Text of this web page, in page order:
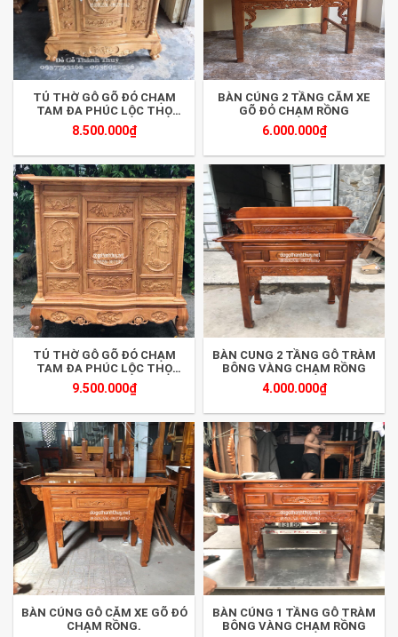
TỦ THỜ GỖ GÕ ĐỎ CHẠM
TAM ĐA PHÚC LỘC THỌ
1M07
8.500.000₫
BÀN CÚNG 2 TẦNG CĂM XE
GÕ ĐỎ CHẠM RỒNG
6.000.000₫
TỦ THỜ GỖ GÕ ĐỎ CHẠM
TAM ĐA PHÚC LỘC THỌ
1M27
9.500.000₫
BÀN CUNG 2 TẦNG GỖ TRÀM
BÔNG VÀNG CHẠM RỒNG
4.000.000₫
BÀN CÚNG GỖ CĂM XE GÕ ĐỎ
CHẠM RỒNG.
BÀN CÚNG 1 TẦNG GỖ TRÀM
BÔNG VÀNG CHẠM RỒNG